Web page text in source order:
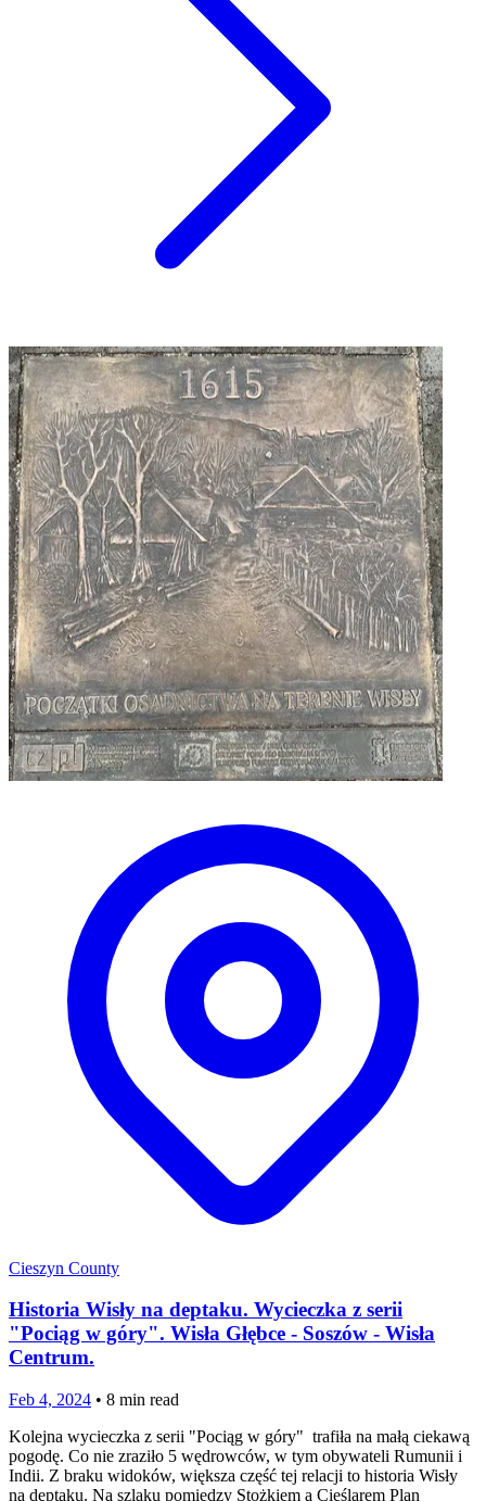
Cieszyn County
Historia Wisły na deptaku. Wycieczka z serii
"Pociąg w góry". Wisła Głębce - Soszów - Wisła
Centrum.
Feb 4, 2024 • 8 min read
Kolejna wycieczka z serii "Pociąg w góry" trafiła na małą ciekawą
pogodę. Co nie zraziło 5 wędrowców, w tym obywateli Rumunii i
Indii. Z braku widoków, większa część tej relacji to historia Wisły
na deptaku. Na szlaku pomiędzy Stożkiem a Cieślarem Plan